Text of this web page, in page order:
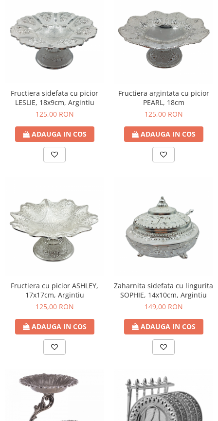
Fructiera sidefata cu picior
LESLIE, 18x9cm, Argintiu
125,00 RON
ADAUGA IN COS
Fructiera argintata cu picior
PEARL, 18cm
125,00 RON
ADAUGA IN COS
Fructiera cu picior ASHLEY,
17x17cm, Argintiu
125,00 RON
ADAUGA IN COS
Zaharnita sidefata cu lingurita
SOPHIE, 14x10cm, Argintiu
149,00 RON
ADAUGA IN COS